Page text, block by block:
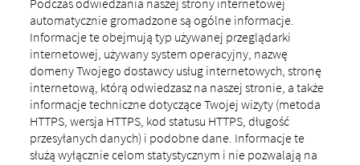
automatycznie gromadzone są ogólne informacje.
Informacje te obejmują typ używanej przeglądarki
internetowej, używany system operacyjny, nazwę
domeny Twojego dostawcy usług internetowych, stronę
internetową, którą odwiedzasz na naszej stronie, a także
informacje techniczne dotyczące Twojej wizyty (metoda
HTTPS, wersja HTTPS, kod statusu HTTPS, długość
przesyłanych danych) i podobne dane. Informacje te
służą wyłącznie celom statystycznym i nie pozwalają na